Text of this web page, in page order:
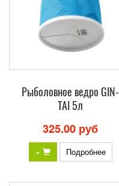
Рыболовное ведро GIN-
TAI 5л
325.00 руб
+ Подробнее